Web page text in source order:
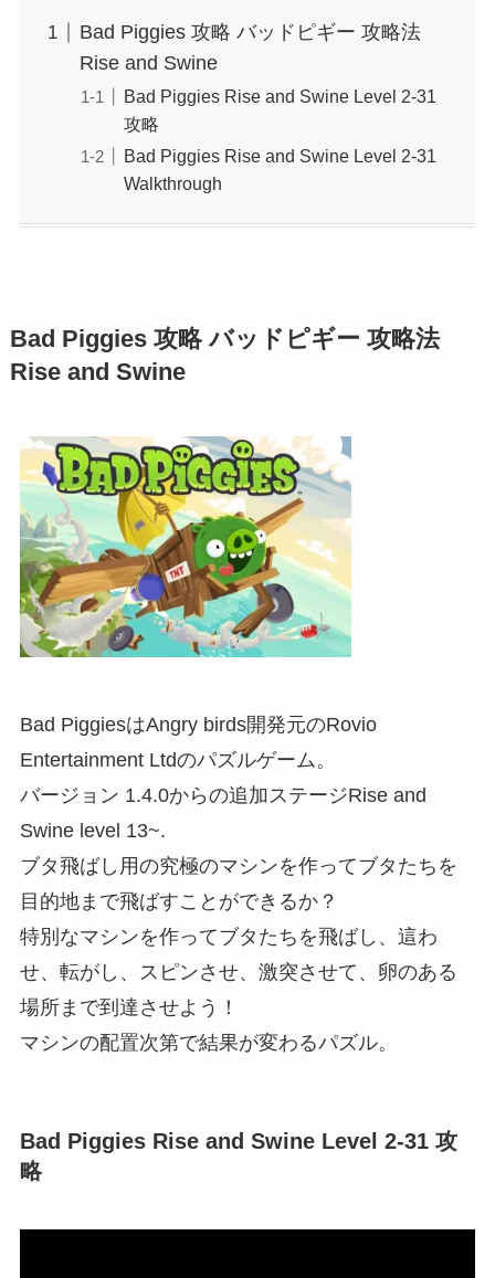
Bad Piggies 攻略 バッドピギー 攻略法
Rise and Swine
Bad Piggies Rise and Swine Level 2-31
攻略
Bad Piggies Rise and Swine Level 2-31
Walkthrough
Bad Piggies 攻略 バッドピギー 攻略法
Rise and Swine
Bad PiggiesはAngry birds開発元のRovio
Entertainment Ltdのパズルゲーム。
バージョン 1.4.0からの追加ステージRise and
Swine level 13~.
ブタ飛ばし用の究極のマシンを作ってブタたちを
目的地まで飛ばすことができるか？
特別なマシンを作ってブタたちを飛ばし、這わ
せ、転がし、スピンさせ、激突させて、卵のある
場所まで到達させよう！
マシンの配置次第で結果が変わるパズル。
Bad Piggies Rise and Swine Level 2-31 攻
略